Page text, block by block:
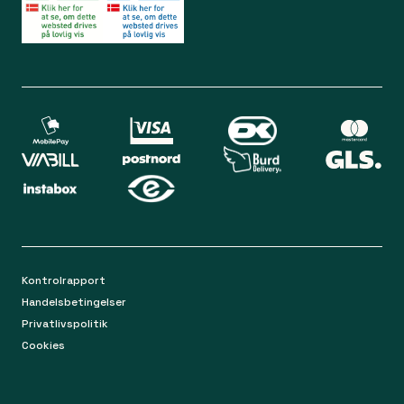
Mandag-torsdag 9.00 - 16.00
Kontakt os på mail
apoteket@apopro.dk
Spørgsmål og svar
Returnering
Bliv medlem
Din sikkerhed
Kontrolrapport
Handelsbetingelser
Privatlivspolitik
Cookies